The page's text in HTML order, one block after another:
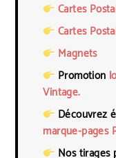
Cartes
Cartes
Magnets
Promotion
Vintage.
Découvrez
marque-pages
Nos tirages